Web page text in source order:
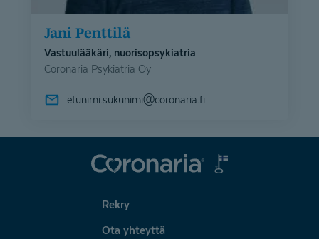
Jani Penttilä
Vastuulääkäri, nuorisopsykiatria
Coronaria Psykiatria Oy
etunimi.sukunimi@coronaria.fi
Coronaria
Rekry
Ota yhteyttä